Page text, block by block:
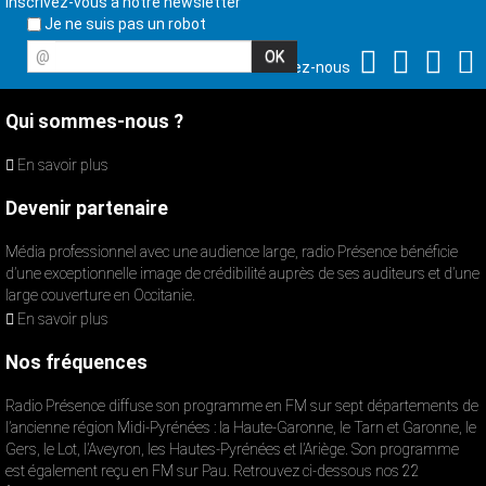
Je ne suis pas un robot
@
Suivez-nous
Qui sommes-nous ?
En savoir plus
Devenir partenaire
Média professionnel avec une audience large, radio Présence bénéficie
d’une exceptionnelle image de crédibilité auprès de ses auditeurs et d’une
large couverture en Occitanie.
En savoir plus
Nos fréquences
Radio Présence diffuse son programme en FM sur sept départements de
l’ancienne région Midi-Pyrénées : la Haute-Garonne, le Tarn et Garonne, le
Gers, le Lot, l’Aveyron, les Hautes-Pyrénées et l’Ariège. Son programme
est également reçu en FM sur Pau. Retrouvez ci-dessous nos 22